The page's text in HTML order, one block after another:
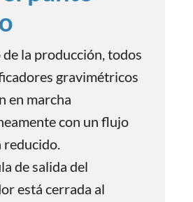
la producción, todos
gravimétricos
en marcha
con un flujo
reducido.
de salida del
está cerrada al